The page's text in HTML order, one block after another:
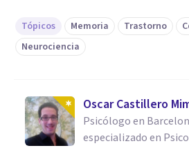
Tópicos Memoria Trastorno
Neurociencia
Oscar Castillero
Psicólogo en
especializado en